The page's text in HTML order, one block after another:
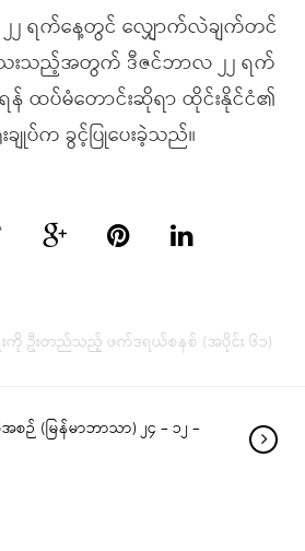
၂ ရက်နေ့တွင် လျှောက်လဲချက်တင်
ေးသည့်အတွက် ဒီဇင်ဘာလ ၂၂ ရက်
န် ထပ်မံတောင်းဆိုရာ ထိုင်းနိုင်ငံ၏
ျုပ်က ခွင့်ပြုပေးခဲ့သည်။
ကို ဦးတည်သည့် ဖက်ဒရယ်စနစ် (အပိုင်း ၆၁)
ဉ် (မြန်မာဘာသာ) ၂၄ – ၁၂ –